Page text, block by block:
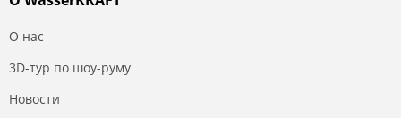
О нас
3D-тур по шоу-руму
Новости